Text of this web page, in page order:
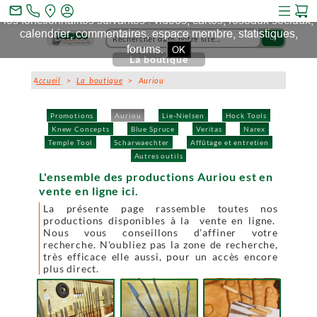
search
Promotions Auriou Lie-Nielsen
Hock Tools
Knew Concepts
Blue Spruce Veritas
Narex
Temple Tool
Scharwaechter
Affûtage et entretien
Autres outils
La boutique
Accueil >La boutique > Auriou
L'ensemble des productions Auriou est en
vente en ligne ici.
La présente page rassemble toutes nos
productions disponibles à la vente en ligne.
Nous vous conseillons d'affiner votre
recherche. N'oubliez pas la zone de recherche,
très efficace elle aussi, pour un accès encore
plus direct.
mail_outline
Ce site et des sites tiers qu'il utilise collectent des cookies pour
les fonctionnalités suivantes : vidéos, cartes, réseaux sociaux,
calendrier, commentaires, espace membre, statistiques,
forums. OK